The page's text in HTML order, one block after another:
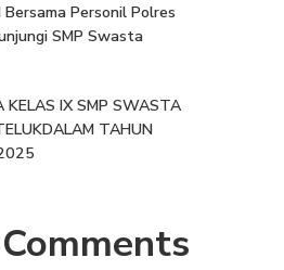
Bersama Personil Polres
SMP Swasta
KELAS IX SMP SWASTA
TAHUN